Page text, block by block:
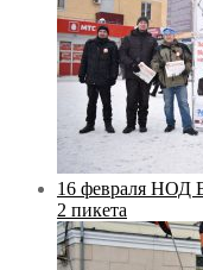
16 февраля НОД
2 пикета